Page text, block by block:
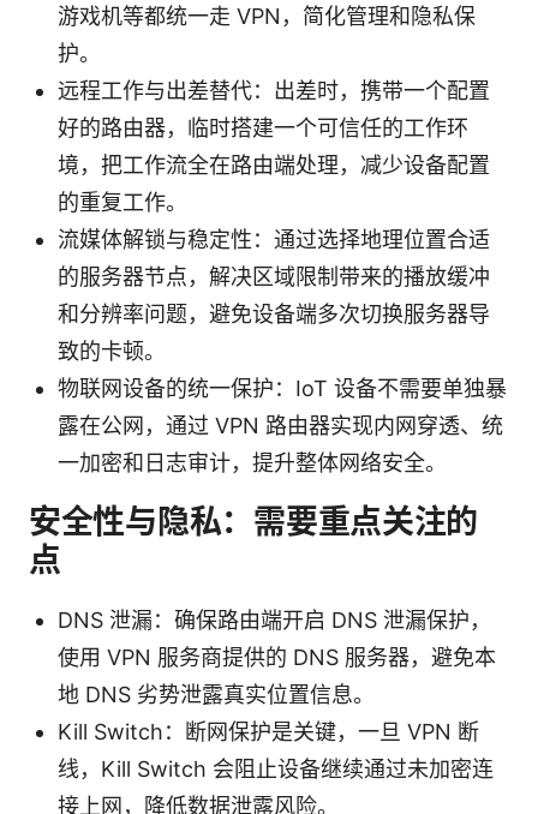
游戏机等都统一走 VPN，简化管理和隐私保
护。
远程工作与出差替代：出差时，携带一个配置
好的路由器，临时搭建一个可信任的工作环
境，把工作流全在路由端处理，减少设备配置
的重复工作。
流媒体解锁与稳定性：通过选择地理位置合适
的服务器节点，解决区域限制带来的播放缓冲
和分辨率问题，避免设备端多次切换服务器导
致的卡顿。
物联网设备的统一保护：IoT 设备不需要单独暴
露在公网，通过 VPN 路由器实现内网穿透、统
一加密和日志审计，提升整体网络安全。
安全性与隐私：需要重点关注的
点
DNS 泄漏：确保路由端开启 DNS 泄漏保护，
使用 VPN 服务商提供的 DNS 服务器，避免本
地 DNS 劣势泄露真实位置信息。
Kill Switch：断网保护是关键，一旦 VPN 断
线，Kill Switch 会阻止设备继续通过未加密连
接上网，降低数据泄露风险。